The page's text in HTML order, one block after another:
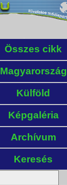
Összes cikk
Magyarország
Külföld
Képgaléria
Archívum
Keresés